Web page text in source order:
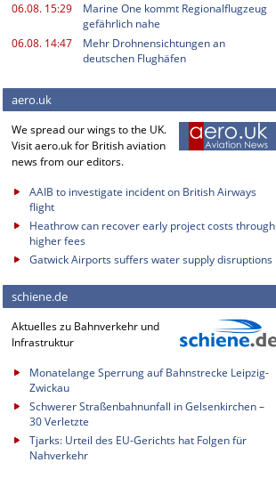
06.08. 15:29
Marine One kommt Regionalflugzeug
gefährlich nahe
06.08. 14:47
Mehr Drohnensichtungen an
deutschen Flughäfen
aero.uk
We spread our wings to the UK.
Visit aero.uk for British aviation
news from our editors.
AAIB to investigate incident on British Airways
flight
Heathrow can recover early project costs through
higher fees
Gatwick Airports suffers water supply disruptions
schiene.de
Aktuelles zu Bahnverkehr und
Infrastruktur
Monatelange Sperrung auf Bahnstrecke Leipzig-
Zwickau
Schwerer Straßenbahnunfall in Gelsenkirchen –
30 Verletzte
Tjarks: Urteil des EU-Gerichts hat Folgen für
Nahverkehr